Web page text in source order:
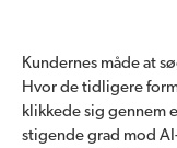
Kundernes måde at
Hvor de tidligere
klikkede sig gennem
stigende grad mod